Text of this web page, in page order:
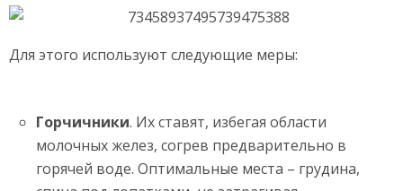
Для этого используют следующие меры:
Горчичники. Их ставят, избегая области
молочных желез, согрев предварительно в
горячей воде. Оптимальные места – грудина,